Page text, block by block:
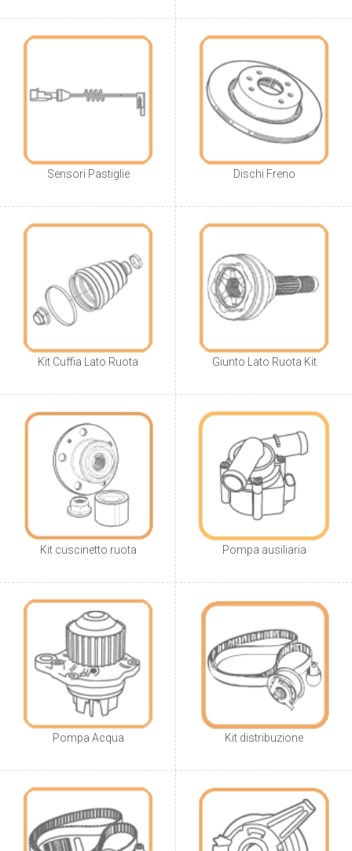
Sensori Pastiglie Dischi Freno
Kit Cuffia Lato Ruota Giunto Lato Ruota Kit
Kit cuscinetto ruota Pompa ausiliaria
Pompa Acqua Kit distribuzione